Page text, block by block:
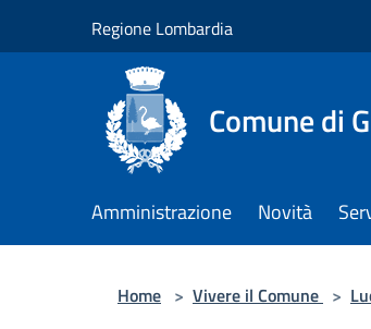
Regione Lombardia
Comune di
Amministrazione Novità
Home > Vivere il Comune >